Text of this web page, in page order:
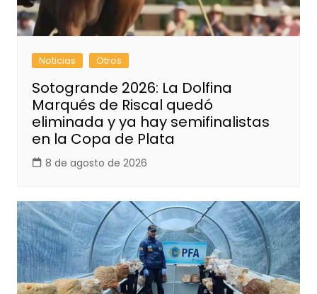
Noticias Otros
Sotogrande 2026: La Dolfina
Marqués de Riscal quedó
eliminada y ya hay semifinalistas
en la Copa de Plata
8 de agosto de 2026